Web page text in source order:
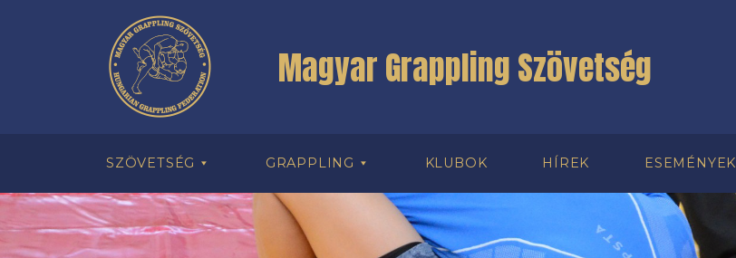
Magyar Grappling Szövetség
SZÖVETSÉG GRAPPLING KLUBOK HÍREK ESEMÉNYEK